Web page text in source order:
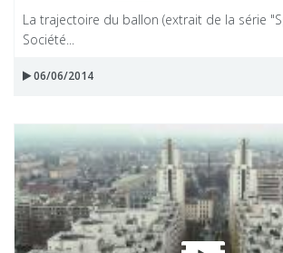
La trajectoire du ballon (extrait de la série
Société...
06/06/2014